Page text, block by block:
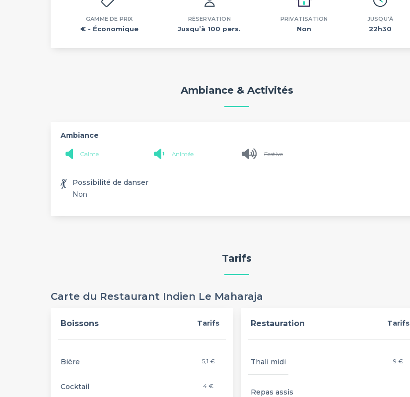
GAMME DE PRIX
€ - Économique
RÉSERVATION
Jusqu’à 100 pers.
PRIVATISATION
Non
JUSQU'À
22h30
Ambiance & Activités
Ambiance
Calme Animée Festive
💃
Possibilité de danser
Non
Tarifs
Carte du Restaurant Indien Le Maharaja
Boissons Tarifs
Bière 5,1 €
Cocktail 4 €
Restauration Tarifs
Thali midi 9 €
Repas assis